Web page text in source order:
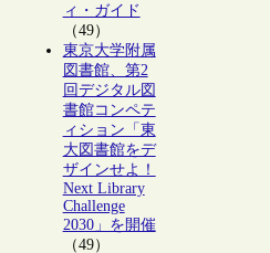
ィ・ガイド
（49）
東京大学附属
図書館、第2
回デジタル図
書館コンペテ
ィション「東
大図書館をデ
ザインせよ！
Next Library
Challenge
2030」を開催
（49）